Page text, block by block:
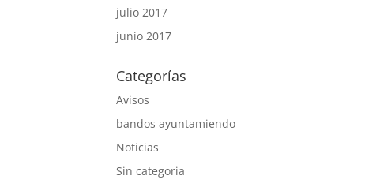
julio 2017
junio 2017
Categorías
Avisos
bandos ayuntamiendo
Noticias
Sin categoria